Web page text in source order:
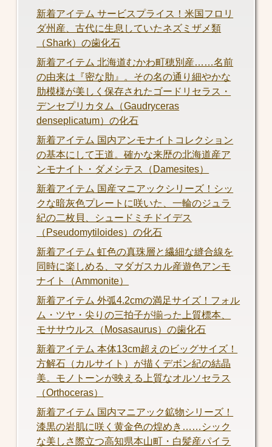
新着アイテム サービスプライス！米国フロリ
ダ州産、古代に生息していたネズミザメ類
（Shark）の歯化石
新着アイテム 北海道むかわ町穂別産……名前
の由来は『密な肋』。その名の通り細やかな
肋模様が美しく保存されたゴードリセラス・
デンセプリカタム（Gaudryceras
denseplicatum）の化石
新着アイテム 国内アンモナイトコレクション
の基本にして王道。確かな来歴の北海道産ア
ンモナイト・ダメシテス（Damesites）
新着アイテム 国産マニアックシリーズ！シッ
クな暗灰色プレートに咲いた、一輪のジュラ
紀の二枚貝、シュードミチドイデス
（Pseudomytiloides）の化石
新着アイテム 虹色の真珠層と繊細な縫合線を
同時に楽しめる、マダガスカル産遊色アンモ
ナイト（Ammonite）
新着アイテム 外弧4.2cmの満足サイズ！フォル
ム・ツヤ・尖りの三拍子が揃った上質標本、
モササウルス（Mosasaurus）の歯化石
新着アイテム 本体13cm超えのビッグサイズ！
方解石（カルサイト）が描くデボン紀の結晶
美。モノトーンが映える上質なオルソセラス
（Orthoceras）
新着アイテム 国内マニアック鉱物シリーズ！
漆黒の岩肌に咲く黄金色の煌めき……シック
な美しさ際立つ高知県本山町・白髪産パイラ